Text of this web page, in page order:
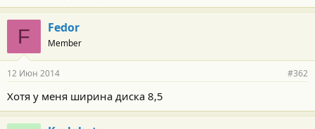
F Fedor
Member
12 Июн 2014 #362
Хотя у меня ширина диска 8,5